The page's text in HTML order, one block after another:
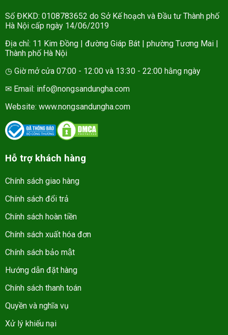
Số ĐKKD: 0108783652 do Sở Kế hoạch và Đầu tư Thành phố
Hà Nội cấp ngày 14/06/2019
Địa chỉ: 11 Kim Đồng | đường Giáp Bát | phường Tương Mai |
Thành phố Hà Nội
◷ Giờ mở cửa 07:00 - 12:00 và 13:30 - 22:00 hằng ngày
✉ Email: info@nongsandungha.com
Website: www.nongsandungha.com
Hỗ trợ khách hàng
Chính sách giao hàng
Chính sách đổi trả
Chính sách hoàn tiền
Chính sách xuất hóa đơn
Chính sách bảo mật
Hướng dẫn đặt hàng
Chính sách thanh toán
Quyền và nghĩa vụ
Xử lý khiếu nại